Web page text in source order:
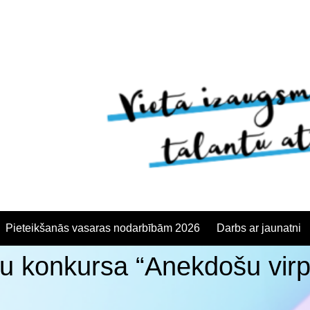
Pieteikšanās vasaras nodarbībām 2026 Darbs ar jaunatni
konkursa “Anekdošu